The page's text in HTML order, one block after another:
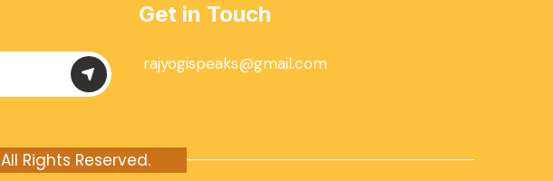
Get in Touch
rajyogispeaks@gmail.com
All Rights Reserved.